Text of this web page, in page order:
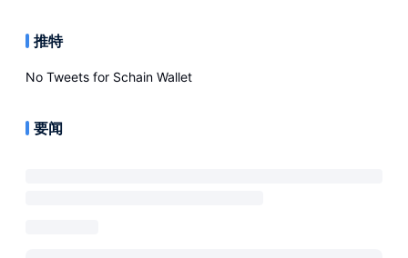
推特
No Tweets for Schain Wallet
要闻